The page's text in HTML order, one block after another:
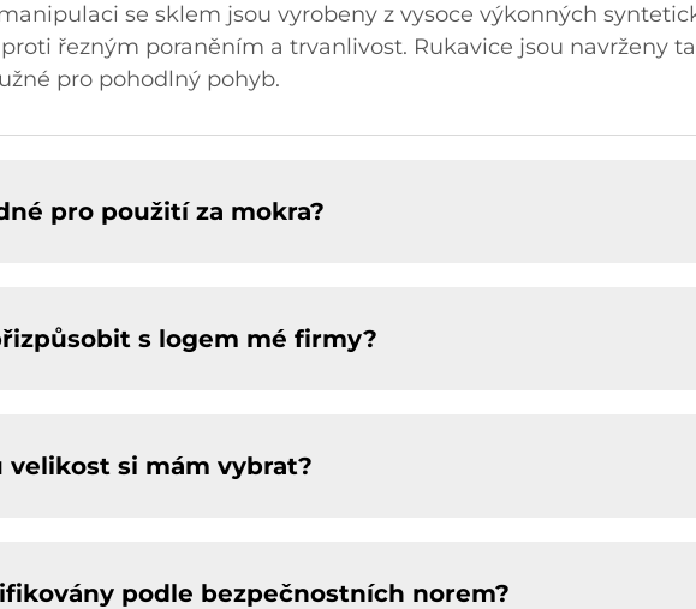
se sklem jsou vyrobeny z vysoce výkonných
řezným poraněním a trvanlivost. Rukavice jsou navrženy
pro pohodlný pohyb.
pro použití za mokra?
s logem mé firmy?
si mám vybrat?
podle bezpečnostních norem?